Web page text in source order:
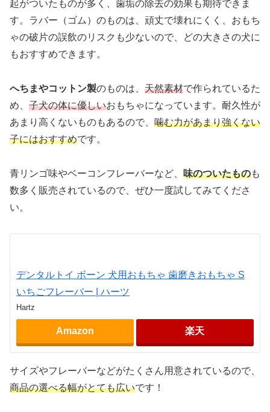
起がついたものが多く、歯垢の除去の効果も期待できま
す。ラバー（ゴム）のものは、頑丈で壊れにくく、おもち
ゃの破片の誤飲のリスクも少ないので、どの大きさの犬に
もおすすめできます。
へちまやコットン製のものは、 天然素材で作られているた
め、 子犬の体に優しいおもちゃになっています。耐久性が
あまり高くないものもあるので、 噛む力があまり強くない
子にはおすすめです。
青リンゴ味やベーコンフレーバーなど、 味のついたものも
数多く販売されているので、ぜひ一度試してみてくださ
い。
デンタルトイ ボーン 犬用おもちゃ 歯磨きおもちゃ S
いちごフレーバー | ハーツ
Hartz
Amazon 楽天
サイズやフレーバーなどがたくさん用意されているので、
商品の選べる幅がとても広いです！